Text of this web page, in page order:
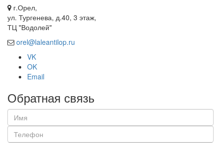
г.Орел,
ул. Тургенева, д.40, 3 этаж,
ТЦ "Водолей"
orel@laleantilop.ru
VK
OK
Email
Обратная связь